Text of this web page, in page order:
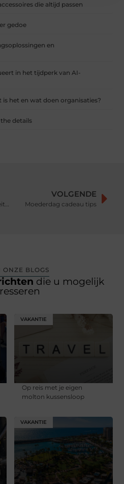
die altijd passen
gedoe
en
in het tijdperk van AI-
het en wat doen organisaties?
details
Abraham 50 jaar, de moeite waard om te huren!
VOLGENDE
Moederdag cadeau tips
ONZE BLOGS
die u mogelijk
VAKANTIE
Op reis met je eigen
molton kussensloop
VAKANTIE